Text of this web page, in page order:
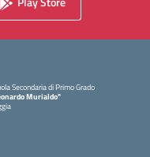
Secondaria di Primo Grado
Murialdo"
la pagina iniziale della scuola